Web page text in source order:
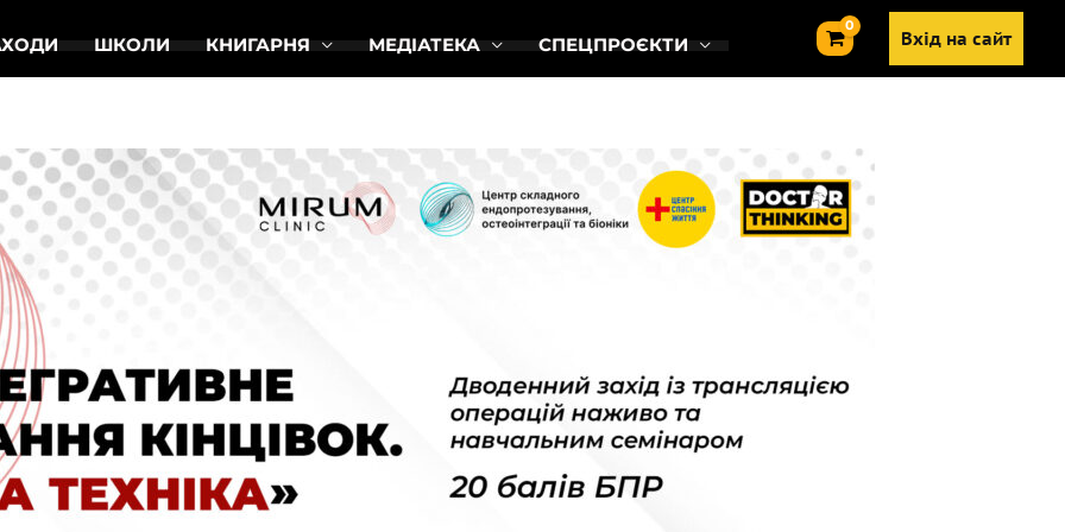
ШКОЛИ КНИГАРНЯ МЕДІАТЕКА СПЕЦПРОЄКТИ Вхід на сайт